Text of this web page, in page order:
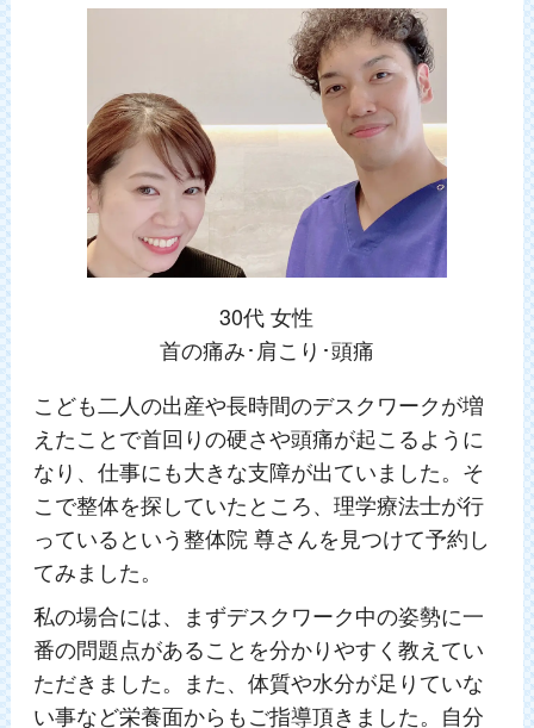
30代 女性
首の痛み･肩こり･頭痛
こども二人の出産や長時間のデスクワークが増
えたことで首回りの硬さや頭痛が起こるように
なり、仕事にも大きな支障が出ていました。そ
こで整体を探していたところ、理学療法士が行
っているという整体院 尊さんを見つけて予約し
てみました。
私の場合には、まずデスクワーク中の姿勢に一
番の問題点があることを分かりやすく教えてい
ただきました。また、体質や水分が足りていな
い事など栄養面からもご指導頂きました。自分